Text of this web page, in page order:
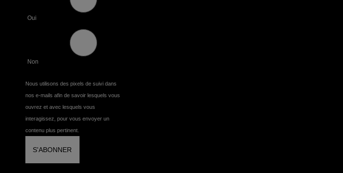
Oui
Non
Nous utilisons des pixels de suivi dans
nos e-mails afin de savoir lesquels vous
ouvrez et avec lesquels vous
interagissez, pour vous envoyer un
contenu plus pertinent.